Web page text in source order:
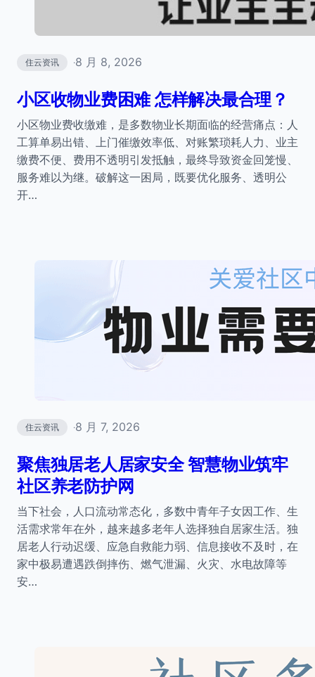
住云资讯 ·8 月 8, 2026
小区收物业费困难 怎样解决最合理？
小区物业费收缴难，是多数物业长期面临的经营痛点：人
工算单易出错、上门催缴效率低、对账繁琐耗人力、业主
缴费不便、费用不透明引发抵触，最终导致资金回笼慢、
服务难以为继。破解这一困局，既要优化服务、透明公
开…
住云资讯 ·8 月 7, 2026
聚焦独居老人居家安全 智慧物业筑牢
社区养老防护网
当下社会，人口流动常态化，多数中青年子女因工作、生
活需求常年在外，越来越多老年人选择独自居家生活。独
居老人行动迟缓、应急自救能力弱、信息接收不及时，在
家中极易遭遇跌倒摔伤、燃气泄漏、火灾、水电故障等
安…